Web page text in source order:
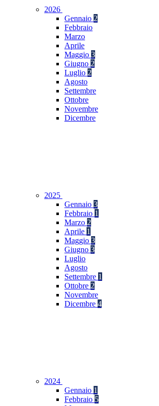
2026
Gennaio 2
Febbraio
Marzo
Aprile
Maggio 3
Giugno 2
Luglio 2
Agosto
Settembre
Ottobre
Novembre
Dicembre
2025
Gennaio 3
Febbraio 1
Marzo 2
Aprile 1
Maggio 3
Giugno 3
Luglio
Agosto
Settembre 1
Ottobre 2
Novembre
Dicembre 4
2024
Gennaio 1
Febbraio 5